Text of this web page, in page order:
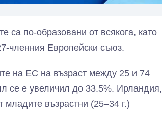
са по-образовани от всякога, като
членния Европейски съюз.
на ЕС на възраст между 25 и 74
се е увеличил до 33.5%. Ирландия,
възрастни (25–34 г.)